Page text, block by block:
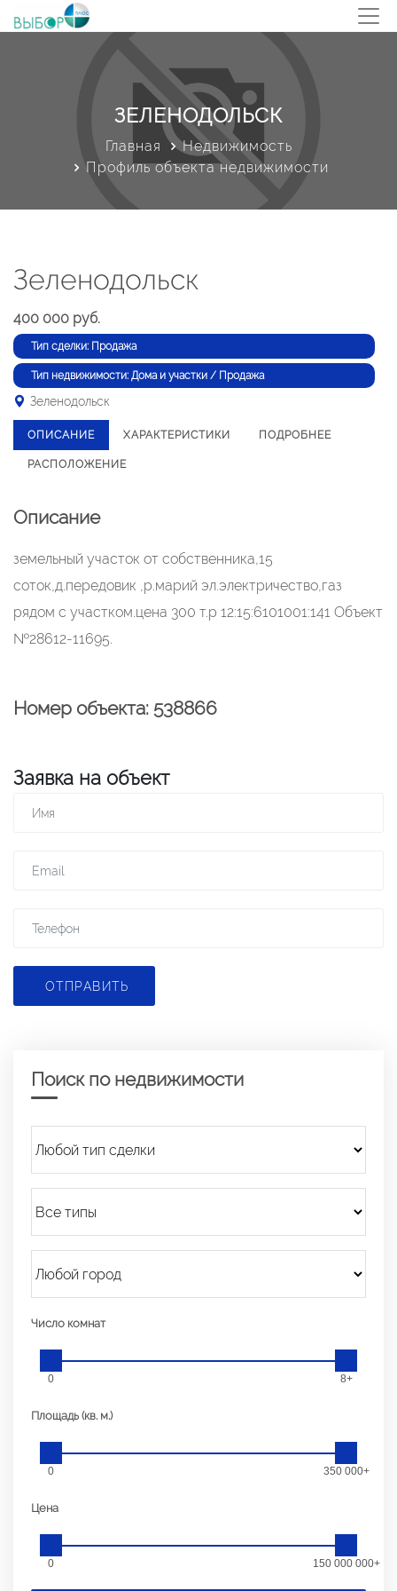
ЗЕЛЕНОДОЛЬСК
Главная
Недвижимость
Профиль объекта недвижимости
Зеленодольск
400 000 руб.
Тип сделки: Продажа
Тип недвижимости: Дома и участки / Продажа
Зеленодольск
ОПИСАНИЕ ХАРАКТЕРИСТИКИ ПОДРОБНЕЕ
РАСПОЛОЖЕНИЕ
Описание
земельный участок от собственника,15
соток,д.передовик ,р.марий эл.электричество,газ
рядом с участком.цена 300 т.р 12:15:6101001:141 Объект
№28612-11695.
Номер объекта: 538866
Заявка на объект
ОТПРАВИТЬ
Поиск по недвижимости
Число комнат
0 8+
Площадь (кв. м.)
0 350 000+
Цена
0 150 000 000+